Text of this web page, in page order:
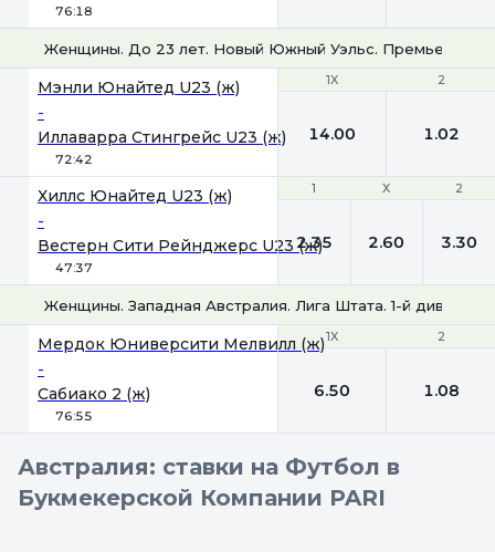
76:18
Женщины. До 23 лет. Новый Южный Уэльс. Премьер-Лига
1X 2
Мэнли Юнайтед U23 (ж)
-
Иллаварра Стингрейс U23 (ж)
72:42
1X 2
14.00 1.02
1 Х 2
Хиллс Юнайтед U23 (ж)
-
Вестерн Сити Рейнджерс U23 (ж)
47:37
1 Х 2
2.35 2.60 3.30
Женщины. Западная Австралия. Лига Штата. 1-й дивизион
1X 2
Мердок Юниверсити Мелвилл (ж)
-
Сабиако 2 (ж)
76:55
1X 2
6.50 1.08
Австралия: ставки на Футбол в
Букмекерской Компании PARI